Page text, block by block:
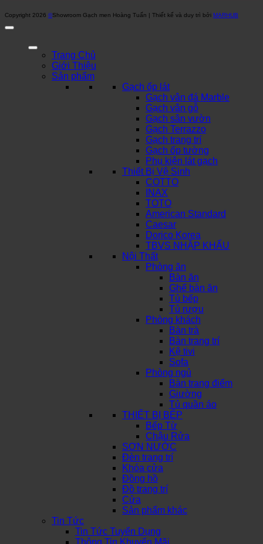
Copyright 2026 ©Showroom Gạch men Hoàng Tuấn | Thiết kế và duy trì bởi MARHUB
Trang Chủ
Giới Thiệu
Sản phẩm
Gạch ốp lát
Gạch vân đá Marble
Gạch vân gỗ
Gạch sân vườn
Gạch Terrazzo
Gạch trang trí
Gạch ốp tường
Phụ kiện lát gạch
Thiết Bị Vệ Sinh
COTTO
INAX
TOTO
American Standard
Caesar
Dorico Korea
TBVS NHẬP KHẨU
Nội Thất
Phòng ăn
Bàn ăn
Ghế bàn ăn
Tủ bếp
Tủ rượu
Phòng khách
Bàn trà
Bàn trang trí
Kệ tivi
Sofa
Phòng ngủ
Bàn trang điểm
Giường
Tủ quần áo
THIẾT BỊ BẾP
Bếp Từ
Chậu Rửa
SƠN NƯỚC
Đèn trang trí
Khóa cửa
Đồng hồ
Đồ trang trí
Cửa
Sản phẩm khác
Tin Tức
Tin Tức Tuyển Dụng